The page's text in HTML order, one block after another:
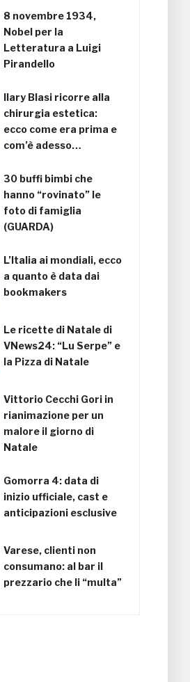
8 novembre 1934,
Nobel per la
Letteratura a Luigi
Pirandello
Ilary Blasi ricorre alla
chirurgia estetica:
ecco come era prima e
com’è adesso…
30 buffi bimbi che
hanno “rovinato” le
foto di famiglia
(GUARDA)
L’Italia ai mondiali, ecco
a quanto è data dai
bookmakers
Le ricette di Natale di
VNews24: “Lu Serpe” e
la Pizza di Natale
Vittorio Cecchi Gori in
rianimazione per un
malore il giorno di
Natale
Gomorra 4: data di
inizio ufficiale, cast e
anticipazioni esclusive
Varese, clienti non
consumano: al bar il
prezzario che li “multa”